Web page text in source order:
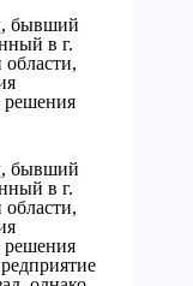
бывший
в г.
области,
бывший
в г.
области,